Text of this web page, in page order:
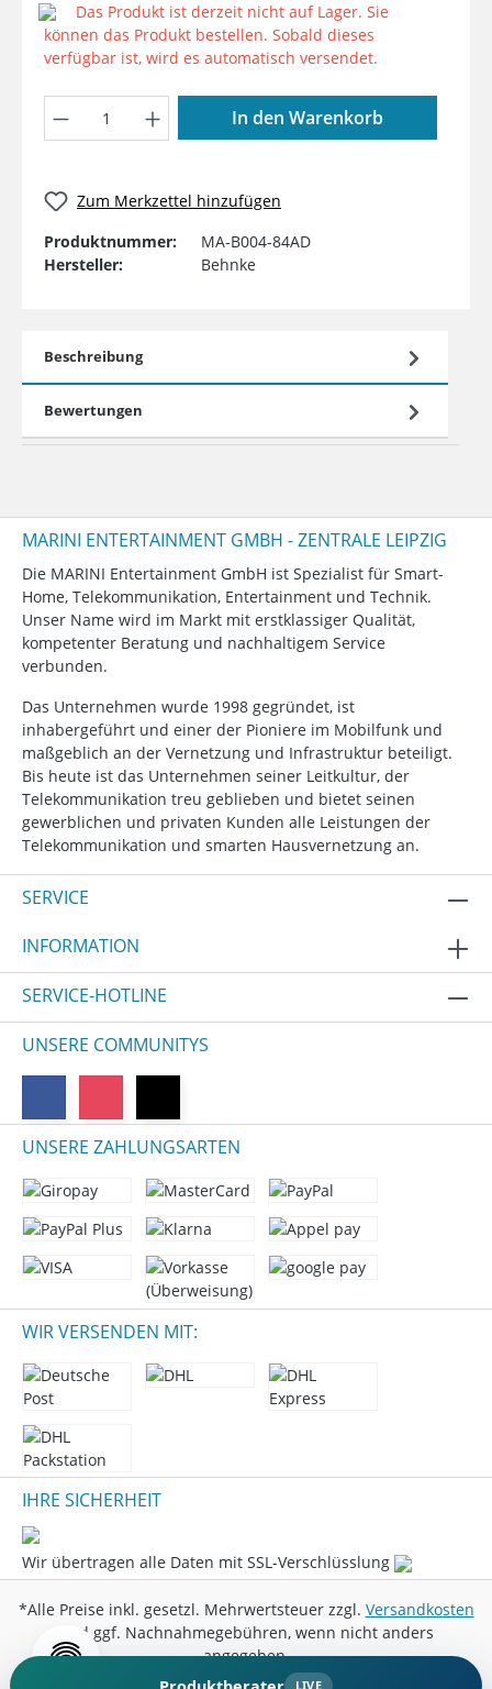
Das Produkt ist derzeit nicht auf Lager. Sie
können das Produkt bestellen. Sobald dieses
verfügbar ist, wird es automatisch versendet.
Produkt Anzahl: Gib den
In den Warenkorb
Zum Merkzettel hinzufügen
Produktnummer:
MA-B004-84AD
Hersteller:
Behnke
Beschreibung
Bewertungen
MARINI ENTERTAINMENT GMBH - ZENTRALE LEIPZIG
Die MARINI Entertainment GmbH ist Spezialist für Smart-
Home, Telekommunikation, Entertainment und Technik.
Unser Name wird im Markt mit erstklassiger Qualität,
kompetenter Beratung und nachhaltigem Service
verbunden.
Das Unternehmen wurde 1998 gegründet, ist
inhabergeführt und einer der Pioniere im Mobilfunk und
maßgeblich an der Vernetzung und Infrastruktur beteiligt.
Bis heute ist das Unternehmen seiner Leitkultur, der
Telekommunikation treu geblieben und bietet seinen
gewerblichen und privaten Kunden alle Leistungen der
Telekommunikation und smarten Hausvernetzung an.
SERVICE
INFORMATION
SERVICE-HOTLINE
UNSERE COMMUNITYS
UNSERE ZAHLUNGSARTEN
WIR VERSENDEN MIT:
IHRE SICHERHEIT
Wir übertragen alle Daten mit SSL-Verschlüsslung
*Alle Preise inkl. gesetzl. Mehrwertsteuer zzgl. Versandkosten
und ggf. Nachnahmegebühren, wenn nicht anders
angegeben.
LIVE